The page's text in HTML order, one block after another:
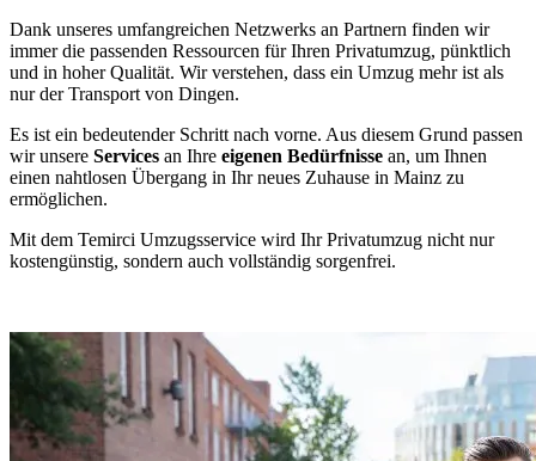
Dank unseres umfangreichen Netzwerks an Partnern finden wir
immer die passenden Ressourcen für Ihren Privatumzug, pünktlich
und in hoher Qualität. Wir verstehen, dass ein Umzug mehr ist als
nur der Transport von Dingen.
Es ist ein bedeutender Schritt nach vorne. Aus diesem Grund passen
wir unsere Services an Ihre eigenen Bedürfnisse an, um Ihnen
einen nahtlosen Übergang in Ihr neues Zuhause in Mainz zu
ermöglichen.
Mit dem Temirci Umzugsservice wird Ihr Privatumzug nicht nur
kostengünstig, sondern auch vollständig sorgenfrei.